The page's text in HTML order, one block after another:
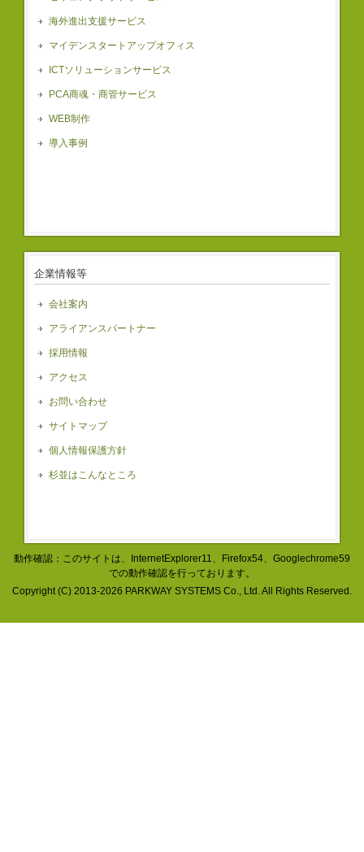
海外進出支援サービス
マイデンスタートアップオフィス
ICTソリューションサービス
PCA商魂・商管サービス
WEB制作
導入事例
企業情報等
会社案内
アライアンスパートナー
採用情報
アクセス
お問い合わせ
サイトマップ
個人情報保護方針
杉並はこんなところ
動作確認：このサイトは、InternetExplorer11、Firefox54、Googlechrome59
での動作確認を行っております。
Copyright (C) 2013-2026 PARKWAY SYSTEMS Co., Ltd. All Rights Reserved.